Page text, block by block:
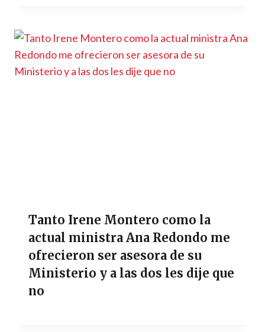
Tanto Irene Montero como la
actual ministra Ana Redondo me
ofrecieron ser asesora de su
Ministerio y a las dos les dije que
no